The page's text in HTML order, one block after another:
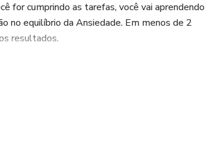
for cumprindo as tarefas, você vai aprendendo
no equilíbrio da Ansiedade. Em menos de 2
resultados.